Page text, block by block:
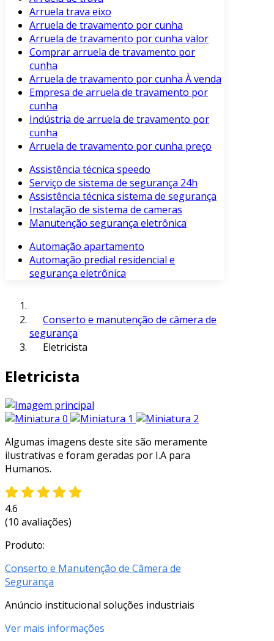
Arruela trava eixo
Arruela de travamento por cunha
Arruela de travamento por cunha valor
Comprar arruela de travamento por
cunha
Arruela de travamento por cunha À venda
Empresa de arruela de travamento por
cunha
Indústria de arruela de travamento por
cunha
Arruela de travamento por cunha preço
Assistência técnica speedo
Serviço de sistema de segurança 24h
Assistência técnica sistema de segurança
Instalação de sistema de cameras
Manutenção segurança eletrônica
Automação apartamento
Automação predial residencial e
segurança eletrônica
Conserto e manutenção de câmera de
segurança
Eletricista
Eletricista
Algumas imagens deste site são meramente
ilustrativas e foram geradas por I.A para
Humanos.
4.6
(10 avaliações)
Produto:
Conserto e Manutenção de Câmera de
Segurança
Anúncio institucional soluções industriais
Ver mais informações